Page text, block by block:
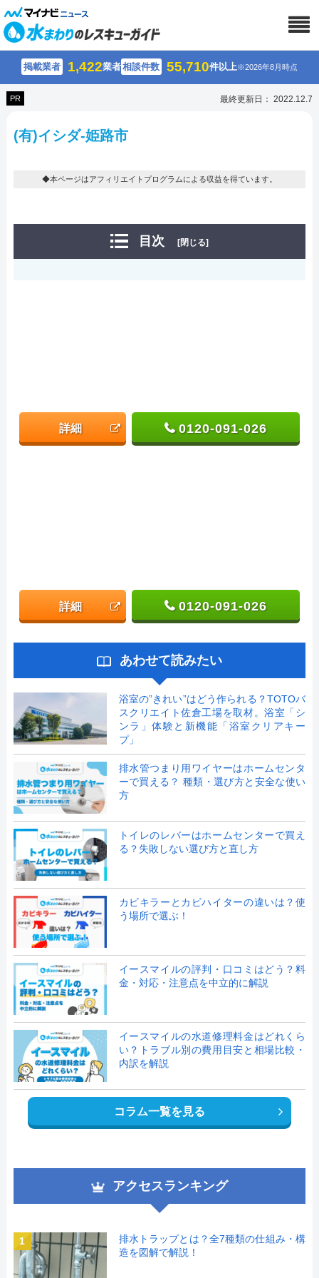
掲載業者 1,422業者相談件数 55,710件以上※2026年8月時点
PR 最終更新日： 2022.12.7
(有)イシダ-姫路市
◆本ページはアフィリエイトプログラムによる収益を得ています。
目次 [閉じる]
詳細 0120-091-026
詳細 0120-091-026
あわせて読みたい
浴室の”きれい”はどう作られる？TOTOバ
スクリエイト佐倉工場を取材。浴室「シ
ンラ」体験と新機能「浴室クリアキー
プ」
排水管つまり用ワイヤーはホームセンタ
ーで買える？ 種類・選び方と安全な使い
方
トイレのレバーはホームセンターで買え
る？失敗しない選び方と直し方
カビキラーとカビハイターの違いは？使
う場所で選ぶ！
イースマイルの評判・口コミはどう？料
金・対応・注意点を中立的に解説
イースマイルの水道修理料金はどれくら
い？トラブル別の費用目安と相場比較・
内訳を解説
コラム一覧を見る
アクセスランキング
1
排水トラップとは？全7種類の仕組み・構
造を図解で解説！